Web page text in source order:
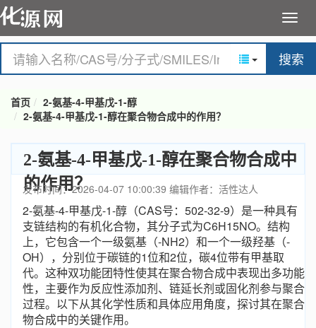
搜索
首页
2-氨基-4-甲基戊-1-醇
2-氨基-4-甲基戊-1-醇在聚合物合成中的作用？
2-氨基-4-甲基戊-1-醇在聚合物合成中
的作用？
发布时间：2026-04-07 10:00:39 编辑作者：活性达人
2-氨基-4-甲基戊-1-醇（CAS号：502-32-9）是一种具有
支链结构的有机化合物，其分子式为C6H15NO。结构
上，它包含一个一级氨基（-NH2）和一个一级羟基（-
OH），分别位于碳链的1位和2位，碳4位带有甲基取
代。这种双功能团特性使其在聚合物合成中表现出多功能
性，主要作为反应性添加剂、链延长剂或固化剂参与聚合
过程。以下从其化学性质和具体应用角度，探讨其在聚合
物合成中的关键作用。